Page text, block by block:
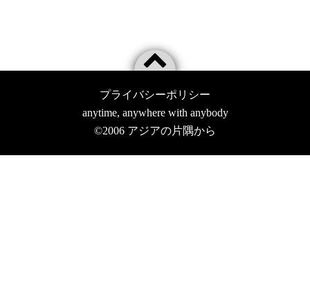
プライバシーポリシー
anytime, anywhere with anybody
©2006 アジアの片隅から